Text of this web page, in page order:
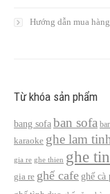
Hướng dẫn mua hàng
Từ khóa sản phẩm
bang sofaban sofa
karaoke ghe lam tinh
gia re ghe thien ghe
gia re ghế cafe ghế cà